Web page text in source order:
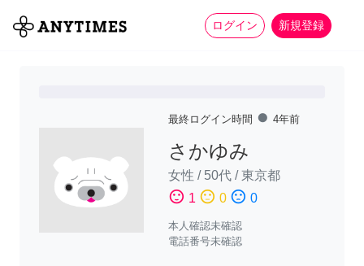
ログイン 新規登録
全て 家事 more_horiz
最終ログイン時間 fiber_manual_record 4年前
さかゆみ
女性 / 50代 /東京都
sentiment_satisfied 1 sentiment_neutral 0 sentiment_dissatisfied 0
本人確認未確認
電話番号未確認